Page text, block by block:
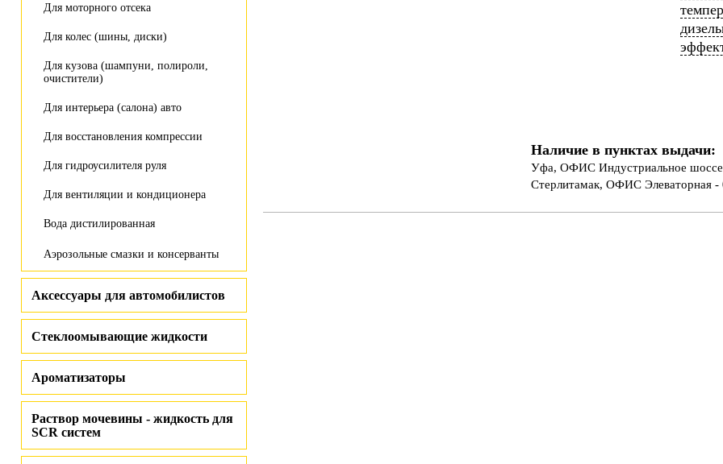
Для моторного отсека
Для колес (шины, диски)
Для кузова (шампуни, полироли,
очистители)
Для интерьера (салона) авто
Для восстановления компрессии
Для гидроусилителя руля
Для вентиляции и кондиционера
Вода дистилированная
Аэрозольные смазки и консерванты
Аксессуары для автомобилистов
Стеклоомывающие жидкости
Ароматизаторы
Раствор мочевины - жидкость для
SCR систем
Наличие в пунктах выдачи:
Уфа, ОФИС Индустриальное
Стерлитамак, ОФИС Элеваторная -